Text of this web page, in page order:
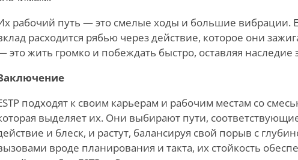
рабочий путь — это смелые ходы и большие вибрации.
расходится рябью через действие, которое они
это жить громко и побеждать быстро, оставляя наследие
подходят к своим карьерам и рабочим местам со
выделяет их. Они выбирают пути,
и блеск, и растут, балансируя свой порыв с
вроде планирования и такта, их стойкость